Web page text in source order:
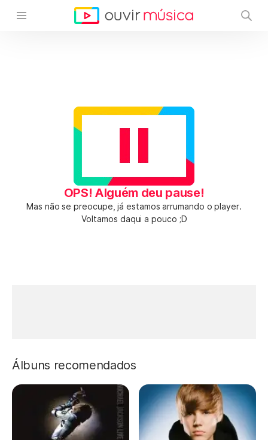
OPS! Alguém deu pause!
Mas não se preocupe, já estamos arrumando o player.
Voltamos daqui a pouco ;D
Álbuns recomendados